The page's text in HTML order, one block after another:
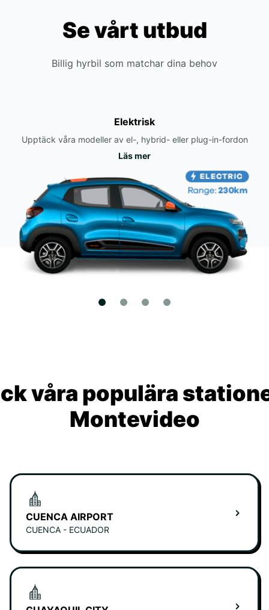
Se vårt utbud
Billig hyrbil som matchar dina behov
Elektrisk
Upptäck våra modeller av el-, hybrid- eller plug-in-fordon
Läs mer
våra populära
Montevideo
CUENCA AIRPORT
CUENCA - ECUADOR